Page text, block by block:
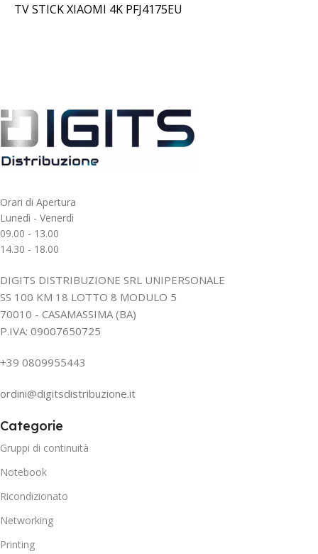
TV STICK XIAOMI 4K PFJ4175EU
Orari di Apertura
Lunedì - Venerdì
09.00 - 13.00
14.30 - 18.00
DIGITS DISTRIBUZIONE SRL UNIPERSONALE
SS 100 KM 18 LOTTO 8 MODULO 5
70010 - CASAMASSIMA (BA)
P.IVA: 09007650725
+39 0809955443
ordini@digitsdistribuzione.it
Categorie
Gruppi di continuità
Notebook
Ricondizionato
Networking
Printing